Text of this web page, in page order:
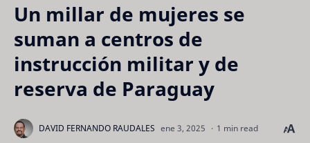
Un millar de mujeres se
suman a centros de
instrucción militar y de
reserva de Paraguay
1 min read